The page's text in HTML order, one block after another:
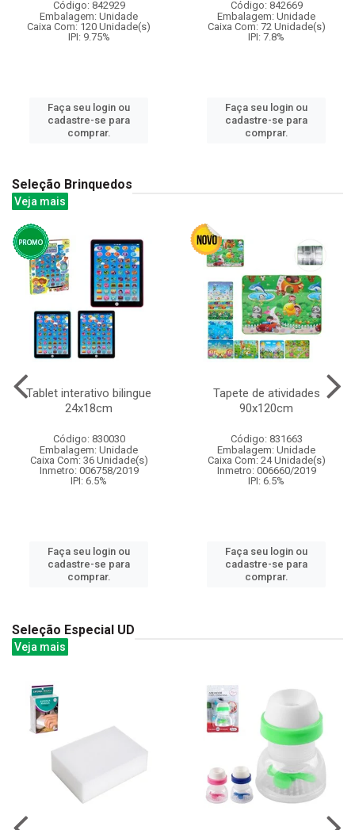
Código: 842929
Embalagem: Unidade
Caixa Com: 120 Unidade(s)
IPI: 9.75%
Faça seu login ou
cadastre-se para
comprar.
Código: 842669
Embalagem: Unidade
Caixa Com: 72 Unidade(s)
IPI: 7.8%
Faça seu login ou
cadastre-se para
comprar.
Seleção Brinquedos
Veja mais
Tablet interativo bilingue
24x18cm
Código: 830030
Embalagem: Unidade
Caixa Com: 36 Unidade(s)
Inmetro: 006758/2019
IPI: 6.5%
Faça seu login ou
cadastre-se para
comprar.
Tapete de atividades
90x120cm
Código: 831663
Embalagem: Unidade
Caixa Com: 24 Unidade(s)
Inmetro: 006660/2019
IPI: 6.5%
Faça seu login ou
cadastre-se para
comprar.
Seleção Especial UD
Veja mais